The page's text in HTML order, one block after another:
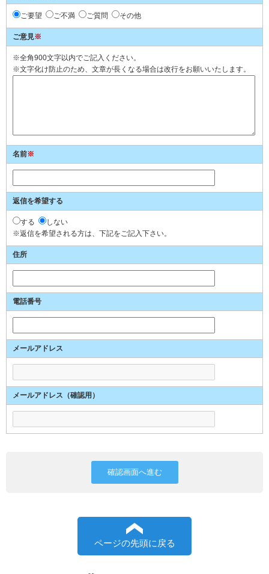
ご要望 ご不満 ご質問 その他
ご意見※
※全角900文字以内でご記入ください。
※文字化け防止のため、文章が長くなる場合は改行をお願いいたします。
名前※
返信を希望する
する
しない
※返信を希望される方は、下記をご記入下さい。
住所
電話番号
メールアドレス
メールアドレス（確認用）
ページの先頭に戻る